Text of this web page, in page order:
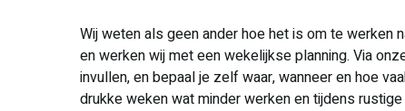
Wij weten als geen ander hoe het is om te werken
en werken wij met een wekelijkse planning. Via
invullen, en bepaal je zelf waar, wanneer en hoe
drukke weken wat minder werken en tijdens